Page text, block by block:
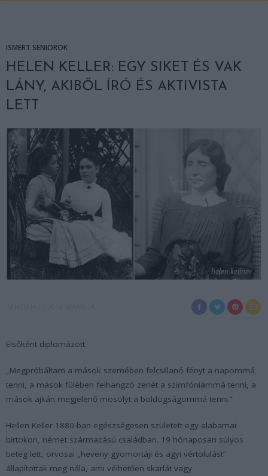
ISMERT SENIOROK
HELEN KELLER: EGY SIKET ÉS VAK
LÁNY, AKIBŐL ÍRÓ ÉS AKTIVISTA
LETT
helen kellner
Elsőként diplomázott.
„Megpróbáltam a mások szemében felcsillanó fényt a napommá
tenni, a mások fülében felhangzó zenét a szimfóniámmá tenni, a
mások ajkán megjelenő mosolyt a boldogságommá tenni.”
Hellen Keller 1880-ban egészségesen született egy alabamai
birtokon, német származású családban. 19 hónaposan súlyos
beteg lett, orvosai „heveny gyomortáji és agyi vértolulást”
állapítottak meg nála, ami vélhetően skarlát vagy